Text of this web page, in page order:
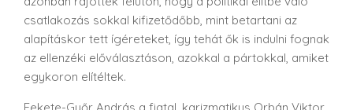
csatlakozás sokkal kifizetődőbb, mint betartani az
alapításkor tett ígéreteket, így tehát ők is indulni fognak
az ellenzéki előválasztáson, azokkal a pártokkal, amiket
egykoron elítéltek.
Fekete-Győr András a fiatal, karizmatikus Orbán Viktor